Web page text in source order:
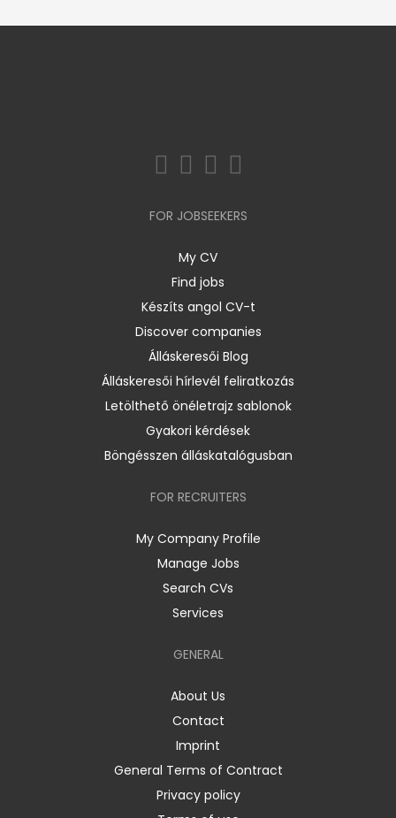
FOR JOBSEEKERS
My CV
Find jobs
Készíts angol CV-t
Discover companies
Álláskeresői Blog
Álláskeresői hírlevél feliratkozás
Letölthető önéletrajz sablonok
Gyakori kérdések
Böngésszen álláskatalógusban
FOR RECRUITERS
My Company Profile
Manage Jobs
Search CVs
Services
GENERAL
About Us
Contact
Imprint
General Terms of Contract
Privacy policy